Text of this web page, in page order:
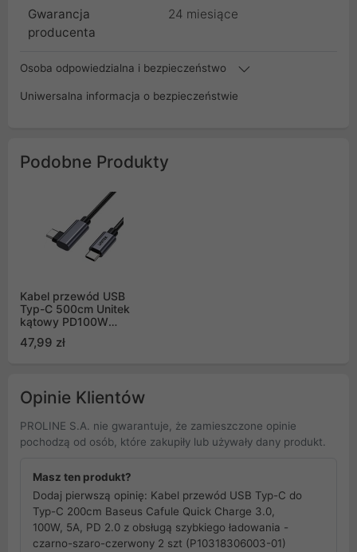
Gwarancja
producenta
24 miesiące
Osoba odpowiedzialna i bezpieczeństwo
Uniwersalna informacja o bezpieczeństwie
Podobne Produkty
Kabel przewód USB
Typ-C 500cm Unitek
kątowy PD100W
(C14123BK-5M)
47,99 zł
Opinie Klientów
PROLINE S.A. nie gwarantuje, że zamieszczone opinie
pochodzą od osób, które zakupiły lub używały dany produkt.
Masz ten produkt?
Dodaj pierwszą opinię: Kabel przewód USB Typ-C do
Typ-C 200cm Baseus Cafule Quick Charge 3.0,
100W, 5A, PD 2.0 z obsługą szybkiego ładowania -
czarno-szaro-czerwony 2 szt (P10318306003-01)